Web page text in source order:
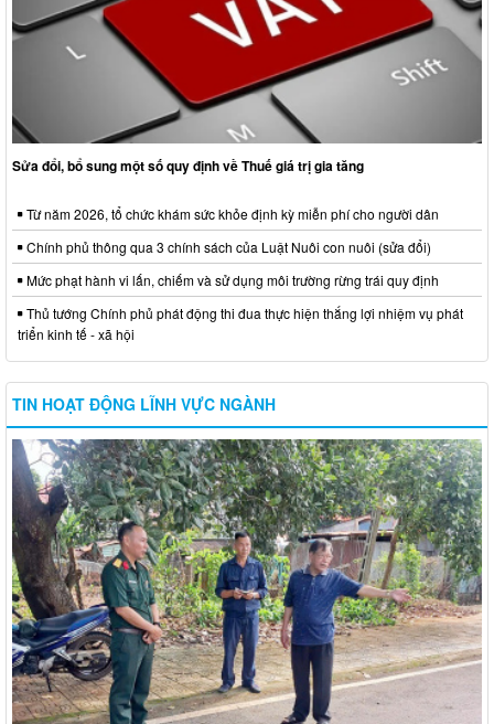
Sửa đổi, bổ sung một số quy định về Thuế giá trị gia tăng
Từ năm 2026, tổ chức khám sức khỏe định kỳ miễn phí cho người dân
Chính phủ thông qua 3 chính sách của Luật Nuôi con nuôi (sửa đổi)
Mức phạt hành vi lấn, chiếm và sử dụng môi trường rừng trái quy định
Thủ tướng Chính phủ phát động thi đua thực hiện thắng lợi nhiệm vụ phát
triển kinh tế - xã hội
TIN HOẠT ĐỘNG LĨNH VỰC NGÀNH